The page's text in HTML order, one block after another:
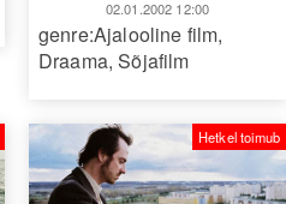
02.01.2002 12:00
genre:Ajalooline film,
Draama,Sõjafilm
Hetkel toimub